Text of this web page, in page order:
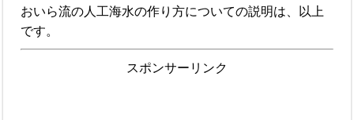
おいら流の人工海水の作り方についての説明は、以上
です。
スポンサーリンク